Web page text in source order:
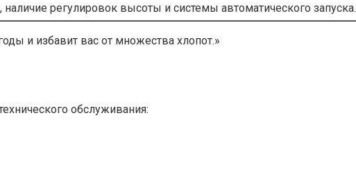
регулировок высоты и системы автоматического запуска.
и избавит вас от множества хлопот.»
обслуживания: